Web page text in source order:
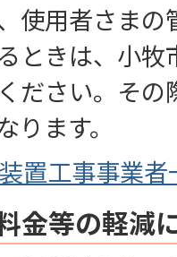
使用者さまの
ときは、小
ださい。そ
ます。
置工事事業者
金等の軽減